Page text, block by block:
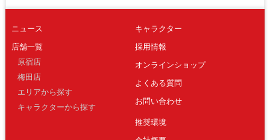
ニュース
店舗一覧
原宿店
梅田店
エリアから探す
キャラクターから探す
キャラクター
採用情報
オンラインショップ
よくある質問
お問い合わせ
推奨環境